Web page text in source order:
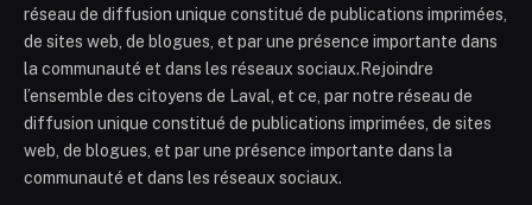
réseau de diffusion unique constitué de publications imprimées,
de sites web, de blogues, et par une présence importante dans
la communauté et dans les réseaux sociaux.Rejoindre
l’ensemble des citoyens de Laval, et ce, par notre réseau de
diffusion unique constitué de publications imprimées, de sites
web, de blogues, et par une présence importante dans la
communauté et dans les réseaux sociaux.